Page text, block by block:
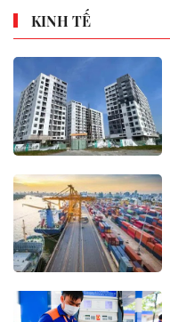
KINH TẾ